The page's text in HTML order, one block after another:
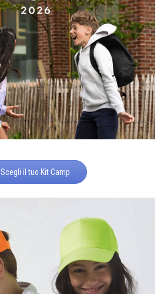
Scegli il tuo Kit Camp